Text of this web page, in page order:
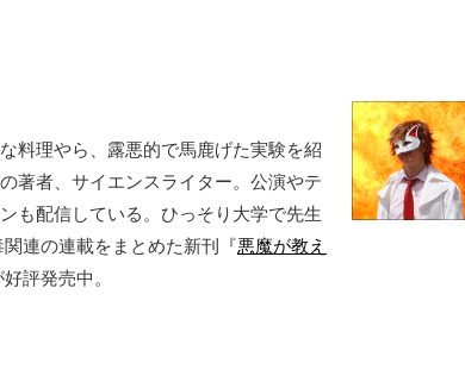
料理やら、露悪的で馬鹿げた実験を紹
著者、サイエンスライター。公演やテ
も配信している。ひっそり大学で先生
連の連載をまとめた新刊『悪魔が教え
評発売中。